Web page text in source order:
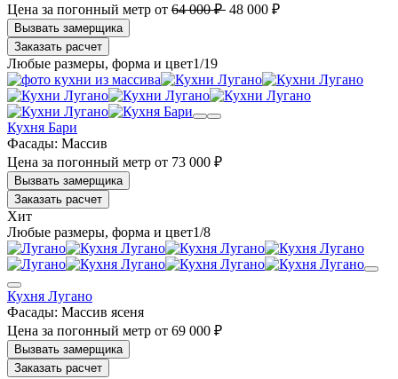
Цена за погонный метр от 64 000 ₽ 48 000 ₽
Заказать расчет
1/19
Кухня Бари
Фасады: Массив
Цена за погонный метр от 73 000 ₽
Заказать расчет
1/8
Кухня Лугано
Фасады: Массив ясеня
Цена за погонный метр от 69 000 ₽
Заказать расчет